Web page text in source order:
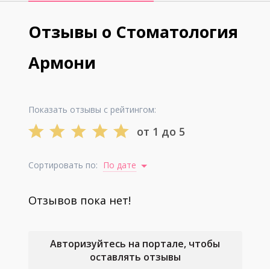
Отзывы о Стоматология
Армони
Показать отзывы с рейтингом:
от 1 до 5
Сортировать по: По дате
Отзывов пока нет!
Авторизуйтесь на портале, чтобы
оставлять отзывы